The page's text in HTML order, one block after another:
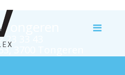
23 33 43
3700 Tongeren